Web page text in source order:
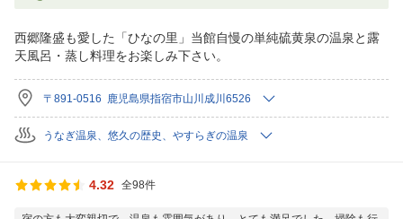
西郷隆盛も愛した「ひなの里」当館自慢の単純硫黄泉の温泉と露
天風呂・蒸し料理をお楽しみ下さい。
〒891-0516 鹿児島県指宿市山川成川6526
うなぎ温泉、悠久の歴史、やすらぎの温泉
4.32 全98件